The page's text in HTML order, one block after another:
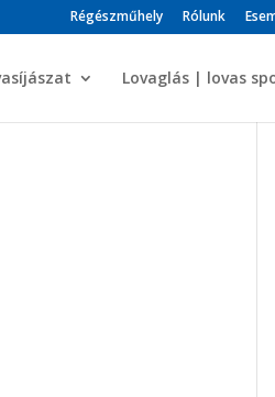
Régészműhely Rólunk
Lovaglás | lovas